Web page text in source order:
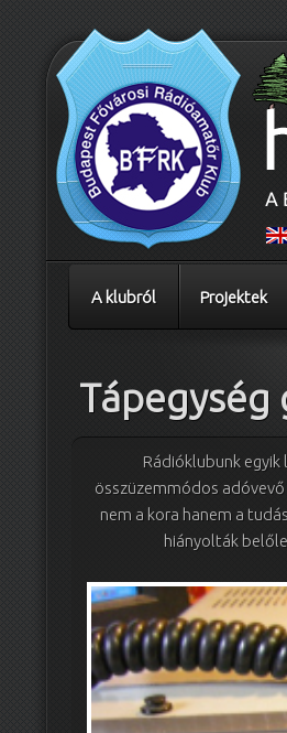
A klubról Projektek
Tápegység
Rádióklubunk egyik
összüzemmódos
nem a kora hanem a
hiányolták